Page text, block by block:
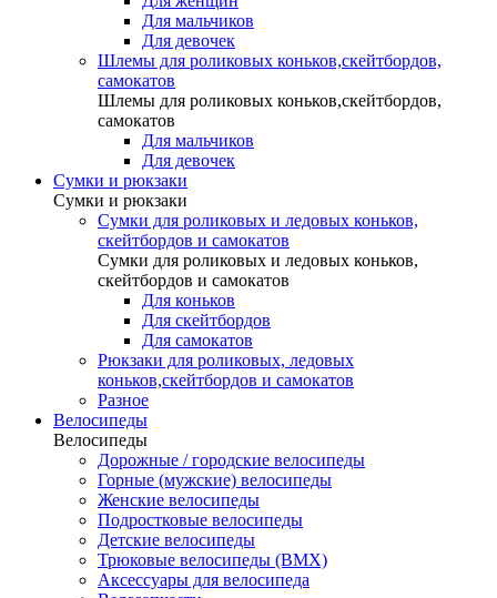
Для мальчиков
Для девочек
Шлемы для роликовых коньков,скейтбордов,
самокатов
Шлемы для роликовых коньков,скейтбордов,
самокатов
Для мальчиков
Для девочек
Сумки и рюкзаки
Сумки и рюкзаки
Сумки для роликовых и ледовых коньков,
скейтбордов и самокатов
Сумки для роликовых и ледовых коньков,
скейтбордов и самокатов
Для коньков
Для скейтбордов
Для самокатов
Рюкзаки для роликовых, ледовых
коньков,скейтбордов и самокатов
Разное
Велосипеды
Велосипеды
Дорожные / городские велосипеды
Горные (мужские) велосипеды
Женские велосипеды
Подростковые велосипеды
Детские велосипеды
Трюковые велосипеды (BMX)
Аксессуары для велосипеда